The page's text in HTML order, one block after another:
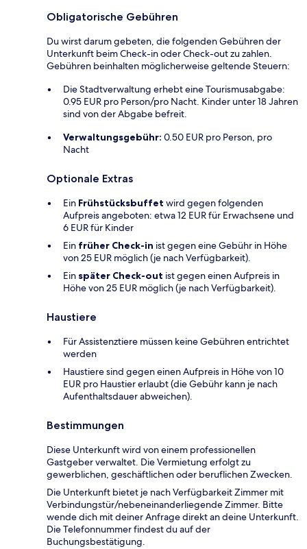
Obligatorische Gebühren
Du wirst darum gebeten, die folgenden Gebühren der
Unterkunft beim Check-in oder Check-out zu zahlen.
Gebühren beinhalten möglicherweise geltende Steuern:
Die Stadtverwaltung erhebt eine Tourismusabgabe:
0.95 EUR pro Person/pro Nacht. Kinder unter 18 Jahren
sind von der Abgabe befreit.
Verwaltungsgebühr: 0.50 EUR pro Person, pro
Nacht
Optionale Extras
Ein Frühstücksbuffet wird gegen folgenden
Aufpreis angeboten: etwa 12 EUR für Erwachsene und
6 EUR für Kinder
Ein früher Check-in ist gegen eine Gebühr in Höhe
von 25 EUR möglich (je nach Verfügbarkeit).
Ein später Check-out ist gegen einen Aufpreis in
Höhe von 25 EUR möglich (je nach Verfügbarkeit).
Haustiere
Für Assistenztiere müssen keine Gebühren entrichtet
werden
Haustiere sind gegen einen Aufpreis in Höhe von 10
EUR pro Haustier erlaubt (die Gebühr kann je nach
Aufenthaltsdauer abweichen).
Bestimmungen
Diese Unterkunft wird von einem professionellen
Gastgeber verwaltet. Die Vermietung erfolgt zu
gewerblichen, geschäftlichen oder beruflichen Zwecken.
Die Unterkunft bietet je nach Verfügbarkeit Zimmer mit
Verbindungstür/nebeneinanderliegende Zimmer. Bitte
wende dich mit deiner Anfrage direkt an deine Unterkunft.
Die Telefonnummer findest du auf der
Buchungsbestätigung.